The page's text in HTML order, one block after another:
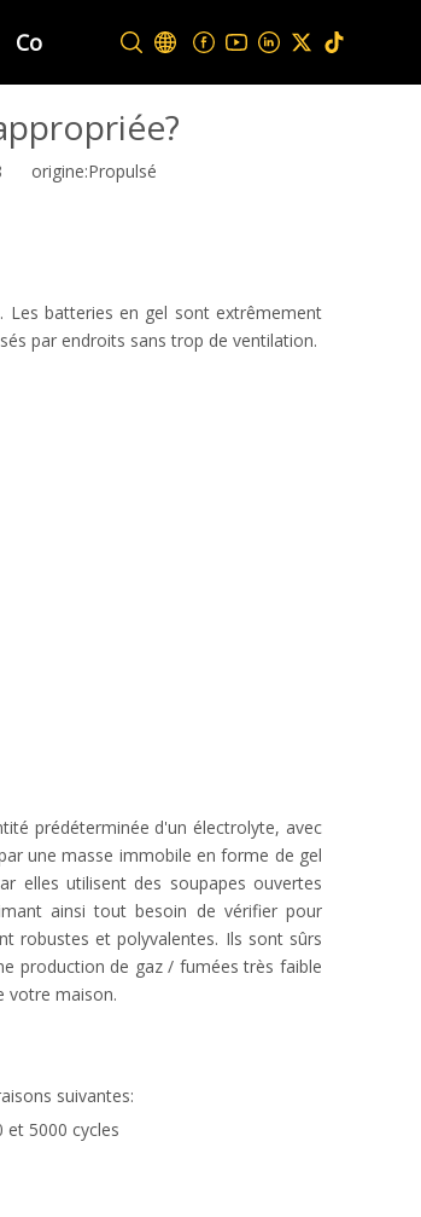
Contactez-nous
origine:Propulsé
Les batteries en gel sont extrêmement
par endroits sans trop de ventilation.
prédéterminée d'un électrolyte, avec
une masse immobile en forme de gel
elles utilisent des soupapes ouvertes
ainsi tout besoin de vérifier pour
robustes et polyvalentes. Ils sont sûrs
production de gaz / fumées très faible
votre maison.
suivantes:
et 5000 cycles